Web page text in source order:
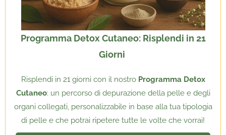
Programma Detox Cutaneo: Risplendi in 21
Giorni
Risplendi in 21 giorni con il nostro Programma Detox
Cutaneo: un percorso di depurazione della pelle e degli
organi collegati, personalizzabile in base alla tua tipologia
di pelle e che potrai ripetere tutte le volte che vorrai!